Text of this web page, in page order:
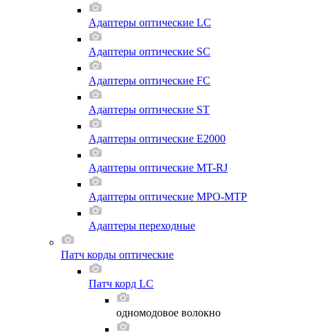
Адаптеры оптические LC
Адаптеры оптические SC
Адаптеры оптические FC
Адаптеры оптические ST
Адаптеры оптические E2000
Адаптеры оптические MT-RJ
Адаптеры оптические MPO-MTP
Адаптеры переходные
Патч корды оптические
Патч корд LC
одномодовое волокно